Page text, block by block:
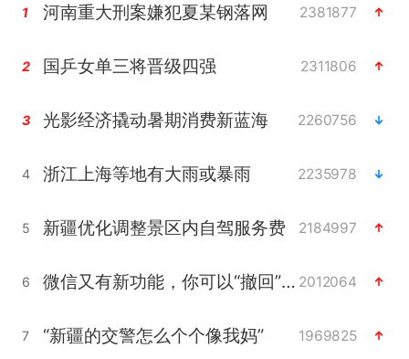
1 河南重大刑案嫌犯夏某钢落网 2381877
2 国乒女单三将晋级四强 2311806
3 光影经济撬动暑期消费新蓝海 2260756
4 浙江上海等地有大雨或暴雨 2235978
5 新疆优化调整景区内自驾服务费 2184997
6 微信又有新功能，你可以“撤回”你的撤回了！ 2012064
7 “新疆的交警怎么个个像我妈” 1969825